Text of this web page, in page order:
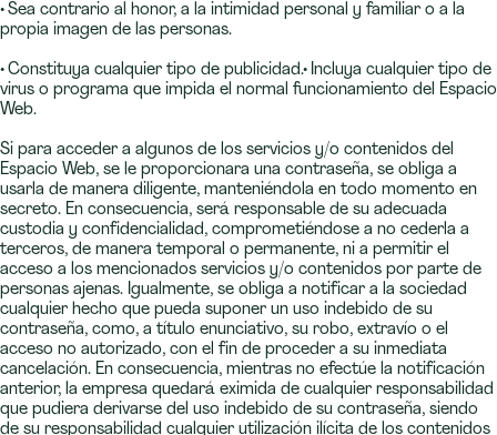
• Sea contrario al honor, a la intimidad personal y familiar o a la
propia imagen de las personas.
• Constituya cualquier tipo de publicidad.• Incluya cualquier tipo de
virus o programa que impida el normal funcionamiento del Espacio
Web.
Si para acceder a algunos de los servicios y/o contenidos del
Espacio Web, se le proporcionara una contraseña, se obliga a
usarla de manera diligente, manteniéndola en todo momento en
secreto. En consecuencia, será responsable de su adecuada
custodia y confidencialidad, comprometiéndose a no cederla a
terceros, de manera temporal o permanente, ni a permitir el
acceso a los mencionados servicios y/o contenidos por parte de
personas ajenas. Igualmente, se obliga a notificar a la sociedad
cualquier hecho que pueda suponer un uso indebido de su
contraseña, como, a título enunciativo, su robo, extravío o el
acceso no autorizado, con el fin de proceder a su inmediata
cancelación. En consecuencia, mientras no efectúe la notificación
anterior, la empresa quedará eximida de cualquier responsabilidad
que pudiera derivarse del uso indebido de su contraseña, siendo
de su responsabilidad cualquier utilización ilícita de los contenidos